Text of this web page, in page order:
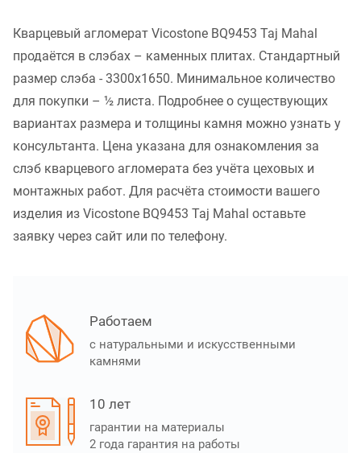
Кварцевый агломерат Vicostone BQ9453 Taj Mahal
продаётся в слэбах – каменных плитах. Стандартный
размер слэба - 3300x1650. Минимальное количество
для покупки – ½ листа. Подробнее о существующих
вариантах размера и толщины камня можно узнать у
консультанта. Цена указана для ознакомления за
слэб кварцевого агломерата без учёта цеховых и
монтажных работ. Для расчёта стоимости вашего
изделия из Vicostone BQ9453 Taj Mahal оставьте
заявку через сайт или по телефону.
Работаем
с натуральными и искусственными
камнями
10 лет
гарантии на материалы
2 года гарантия на работы